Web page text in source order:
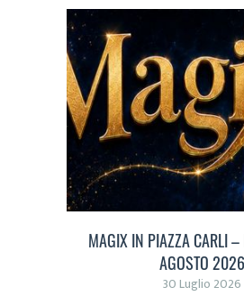
MAGIX IN PIAZZA CARLI –
AGOSTO 2026
30 Luglio 2026